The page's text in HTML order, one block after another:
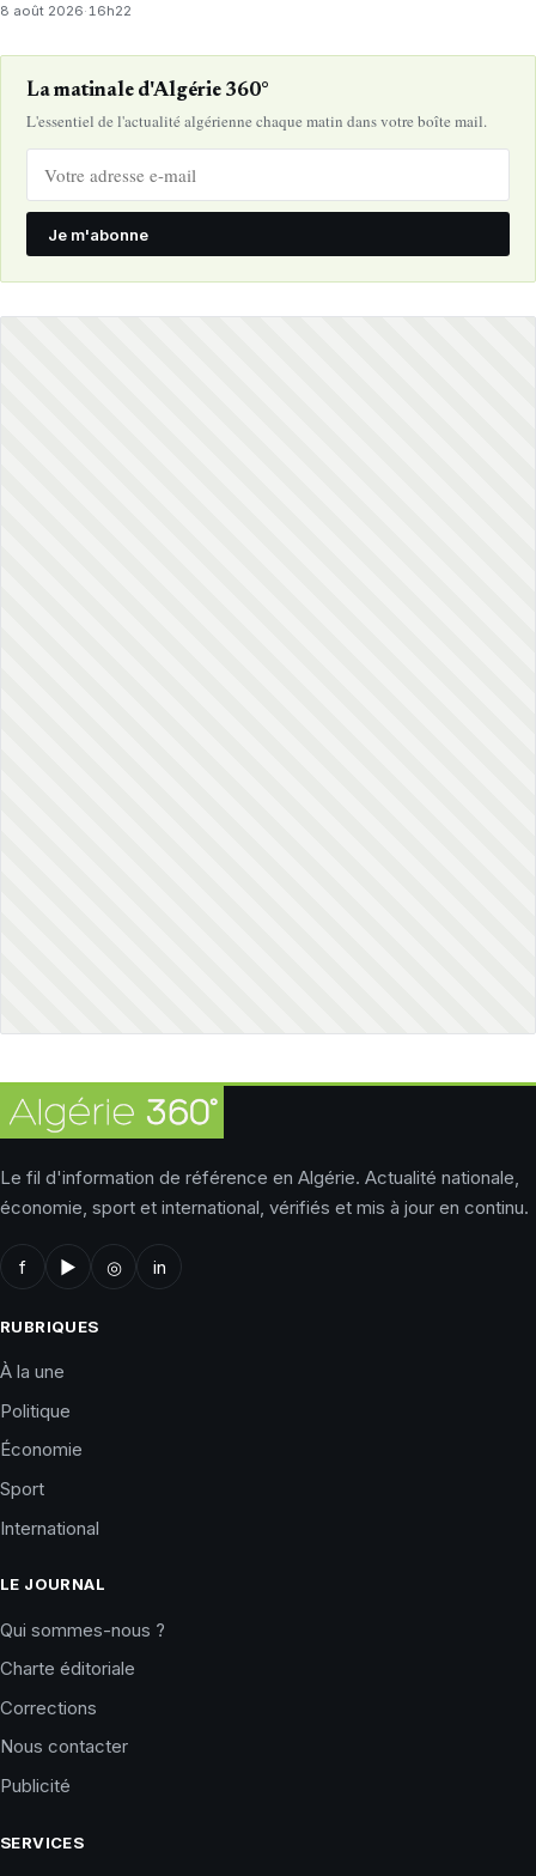
8 août 2026· 16h22
La matinale d'Algérie 360°
L'essentiel de l'actualité algérienne chaque matin dans votre boîte mail.
Je m'abonne
Le fil d'information de référence en Algérie. Actualité nationale,
économie, sport et international, vérifiés et mis à jour en continu.
f ▶ ◎ in
RUBRIQUES
À la une
Politique
Économie
Sport
International
LE JOURNAL
Qui sommes-nous ?
Charte éditoriale
Corrections
Nous contacter
Publicité
SERVICES